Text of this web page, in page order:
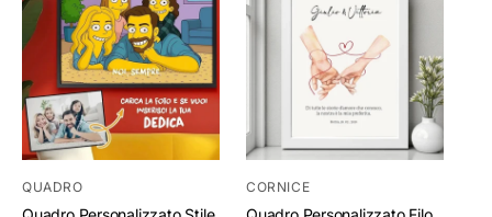
QUADRO CORNICE